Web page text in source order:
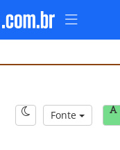
Fonte